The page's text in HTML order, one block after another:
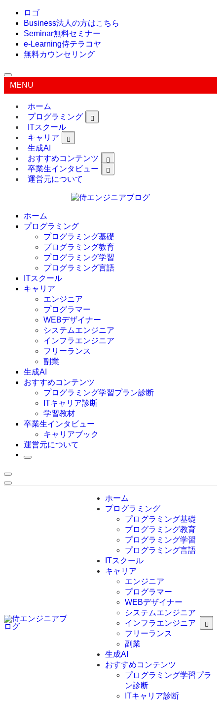
ロゴ
Business法人の方はこちら
Seminar無料セミナー
e-Learning侍テラコヤ
無料カウンセリング
MENU
ホーム
プログラミング
ITスクール
キャリア
生成AI
おすすめコンテンツ
卒業生インタビュー
運営元について
ホーム
プログラミング
プログラミング基礎
プログラミング教育
プログラミング学習
プログラミング言語
C言語
C#
VBA
Go言語
Kotlin
Java
JavaScript
Swift
Ruby
その他言語
ITスクール
キャリア
エンジニア
プログラマー
WEBデザイナー
システムエンジニア
インフラエンジニア
フリーランス
副業
生成AI
おすすめコンテンツ
プログラミング学習プラン診断
ITキャリア診断
学習教材
卒業生インタビュー
キャリアブック
運営元について
ホーム
プログラミング
プログラミング基礎
プログラミング教育
プログラミング学習
プログラミング言語
C言語
C#
VBA
Go言語
Kotlin
Java
JavaScript
Swift
Ruby
ITスクール
キャリア
エンジニア
プログラマー
WEBデザイナー
システムエンジニア
インフラエンジニア
フリーランス
副業
生成AI
おすすめコンテンツ
プログラミング学習プラ
ン診断
ITキャリア診断